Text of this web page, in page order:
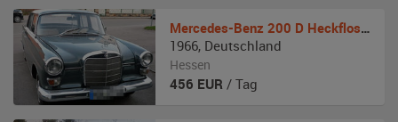
Mercedes-Benz 200 D Heckflosse
1966, Deutschland
Hessen
456 EUR / Tag